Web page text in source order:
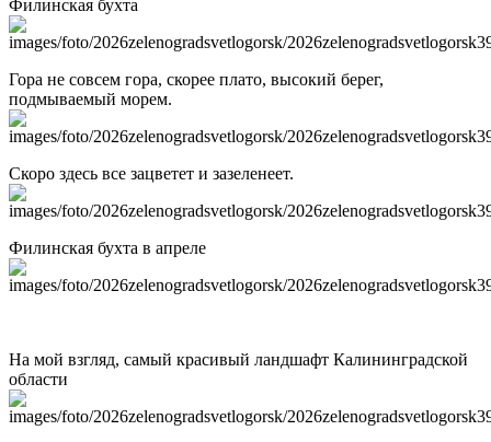
Филинская бухта
Гора не совсем гора, скорее плато, высокий берег,
подмываемый морем.
Скоро здесь все зацветет и зазеленеет.
Филинская бухта в апреле
На мой взгляд, самый красивый ландшафт Калининградской
области